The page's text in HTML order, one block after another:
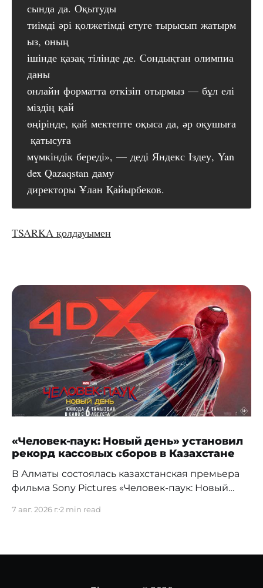
сында да. Оқытуды
тиімді әрі қолжетімді етуге тырысып жатырм
ыз, оның
ішінде қазақ тілінде де. Сондықтан олимпиа
даны
онлайн форматта өткізіп отырмыз — бұл елі
міздің қай
өңірінде, қай мектепте оқыса да, әр оқушыға
қатысуға
мүмкіндік береді», — деді Яндекс Іздеу, Yan
dex Qazaqstan даму
директоры Ұлан Қайырбеков.
TSARKA қолдауымен
«Человек-паук: Новый день» установил
рекорд кассовых сборов в Казахстане
В Алматы состоялась казахстанская премьера
фильма Sony Pictures «Человек-паук: Новый
установила новый абсолютный рекорд
августа в кинотеатре Chaplin Cinemas в ТРЦ
7 авг. 2026 г.2 min read